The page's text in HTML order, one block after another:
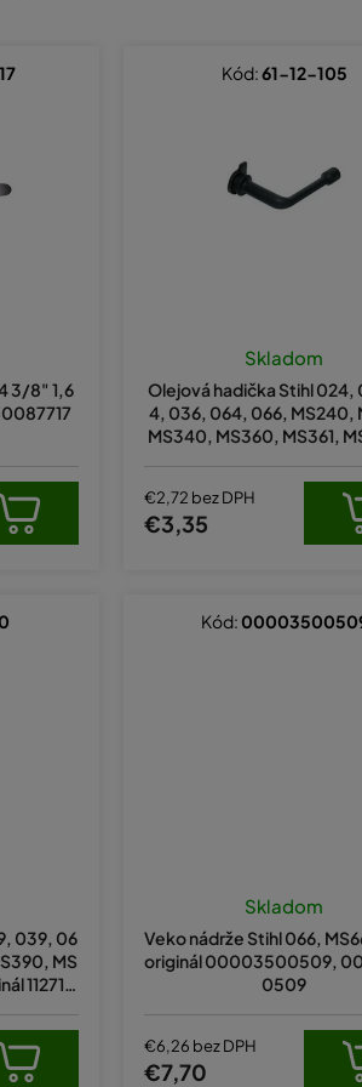
zákazníkov. Radi Vám preto poradíme,
náhradných dielov pre Stihl MS 660 nás
3/8" 1,6
Olejová hadička Stihl 024,
4, 036, 064, 066, MS240,
MS340, MS360, MS361,
ádza originál
Skladom
€2,72 bez DPH
€3,35
Kód:61-12-105
039, 06
MS
112714
Veko nádrže Stihl 066,
originál 00003500509,
0509
Skladom
€6,26 bez DPH
€7,70
Kód: